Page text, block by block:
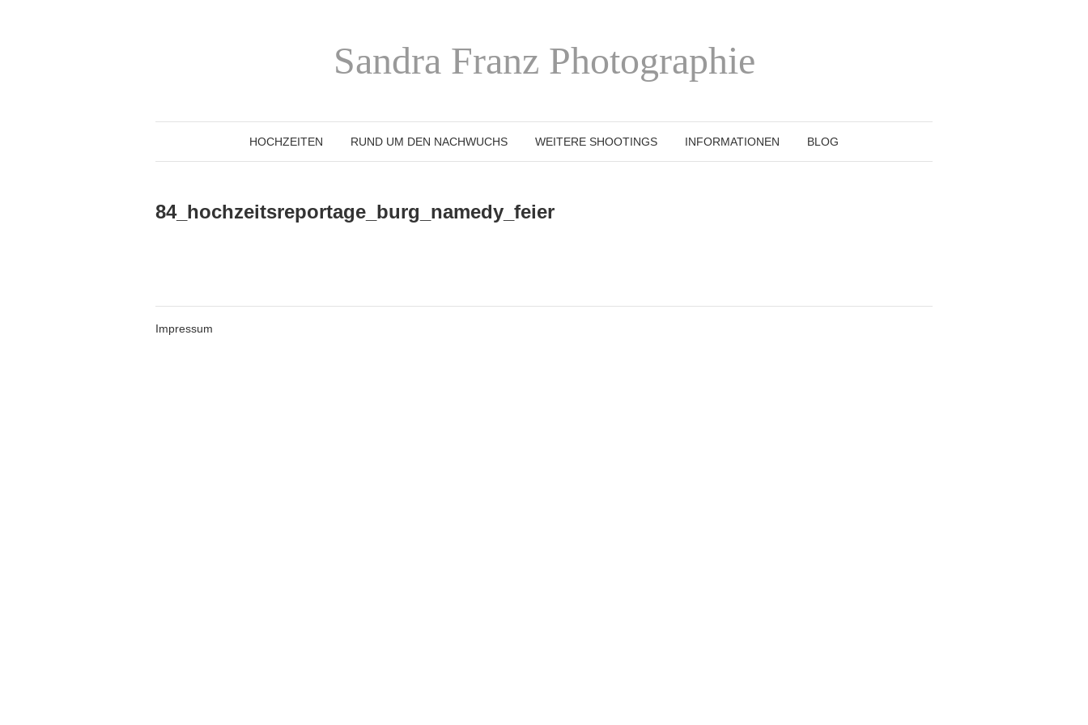
Sandra Franz Photographie
HOCHZEITEN RUND UM DEN NACHWUCHS WEITERE SHOOTINGS INFORMATIONEN BLOG
84_hochzeitsreportage_burg_namedy_feier
Impressum